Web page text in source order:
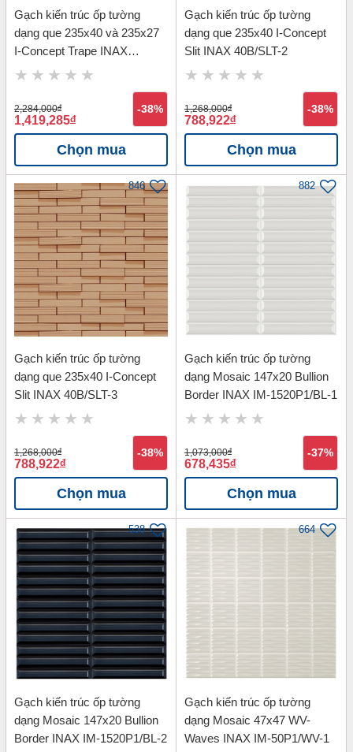
Gạch kiến trúc ốp tường
dạng que 235x40 và 235x27
I-Concept Trape INAX
3040B/TRP-3
2,284,000đ
1,419,285đ
-38%
Chọn mua
Gạch kiến trúc ốp tường
dạng que 235x40 I-Concept
Slit INAX 40B/SLT-2
1,268,000đ
788,922đ
-38%
Chọn mua
846
Gạch kiến trúc ốp tường
dạng que 235x40 I-Concept
Slit INAX 40B/SLT-3
1,268,000đ
788,922đ
-38%
Chọn mua
882
Gạch kiến trúc ốp tường
dạng Mosaic 147x20 Bullion
Border INAX IM-1520P1/BL-1
1,073,000đ
678,435đ
-37%
Chọn mua
538
Gạch kiến trúc ốp tường
dạng Mosaic 147x20 Bullion
Border INAX IM-1520P1/BL-2
664
Gạch kiến trúc ốp tường
dạng Mosaic 47x47 WV-
Waves INAX IM-50P1/WV-1